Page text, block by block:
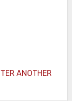
ANOTHER